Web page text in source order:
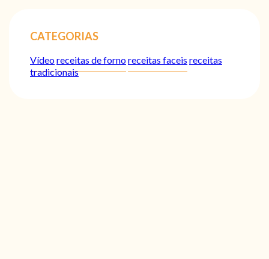
CATEGORIAS
Vídeoreceitas de fornoreceitas faceis receitas
tradicionais